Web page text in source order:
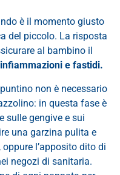
è il momento giusto
del piccolo. La risposta
al bambino il
e fastidi.
non è necessario
in questa fase è
sulle gengive e sui
una garzina pulita e
l’apposito dito di
negozi di sanitaria.